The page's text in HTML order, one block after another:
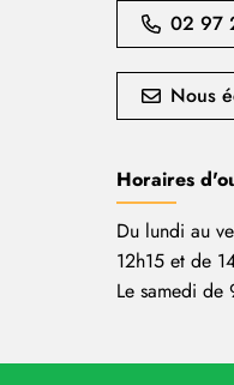
02 97
Nous
Horaires
Du lundi au
12h15 et de
Le samedi de